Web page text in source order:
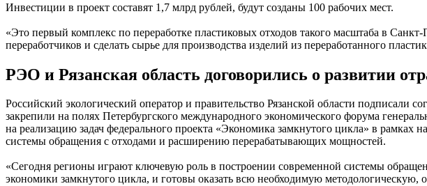
Инвестиции в проект составят 1,7 млрд рублей, будут созданы 100 рабочих мест.
«Это первый комплекс по переработке пластиковых отходов такого масштаба в
переработчиков и сделать сырье для производства изделий из переработанного
РЭО и Рязанская область договорились о развитии
Российский экологический оператор и правительство Рязанской области
закрепили на полях Петербургского международного экономического форума
на реализацию задач федерального проекта «Экономика замкнутого цикла» в рамках
системы обращения с отходами и расширению перерабатывающих мощностей.
«Сегодня регионы играют ключевую роль в построении современной системы
экономики замкнутого цикла, и готовы оказать всю необходимую